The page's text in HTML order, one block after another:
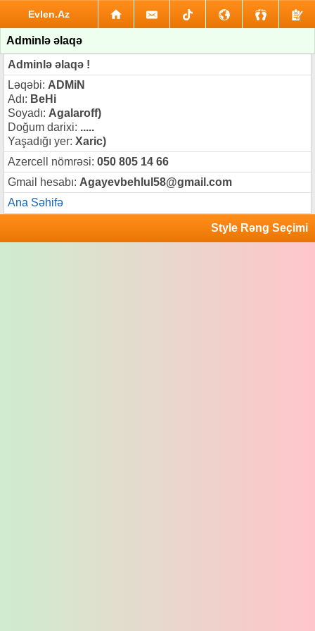
Evlen.Az
Adminlə əlaqə
Adminlə əlaqə !
Ləqəbi: ADMiN
Adı: BeHi
Soyadı: Agalaroff)
Doğum darixi: .....
Yaşadığı yer: Xaric)
Azercell nömrəsi: 050 805 14 66
Gmail hesabı: Agayevbehlul58@gmail.com
Ana Səhifə
Style Rəng Seçimi